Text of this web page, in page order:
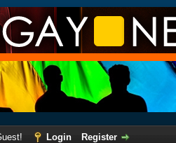
Login
Register